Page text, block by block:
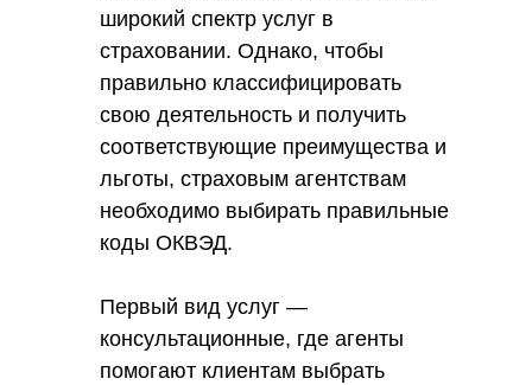
широкий спектр услуг в
страховании. Однако, чтобы
правильно классифицировать
свою деятельность и получить
соответствующие преимущества и
льготы, страховым агентствам
необходимо выбирать правильные
коды ОКВЭД.
Первый вид услуг —
консультационные, где агенты
помогают клиентам выбрать